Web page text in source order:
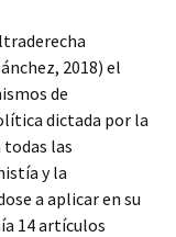
2018) el
de
dictada por la
las
y la
a aplicar en su
14 artículos